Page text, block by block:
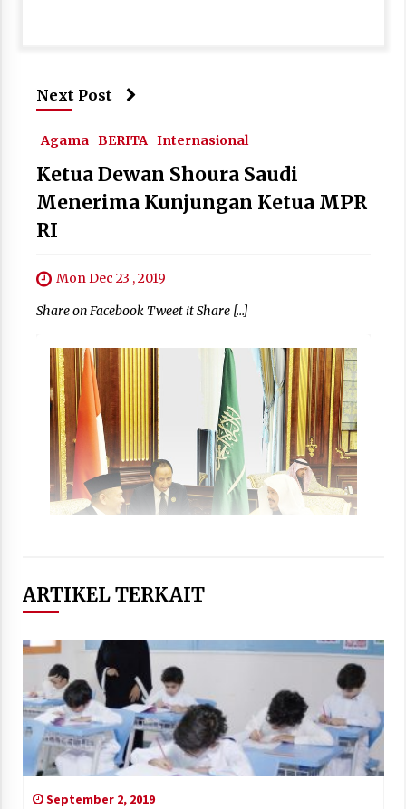
Next Post
Agama BERITA Internasional
Ketua Dewan Shoura Saudi
Menerima Kunjungan Ketua MPR
RI
Mon Dec 23 , 2019
Share on Facebook Tweet it Share […]
ARTIKEL TERKAIT
September 2, 2019